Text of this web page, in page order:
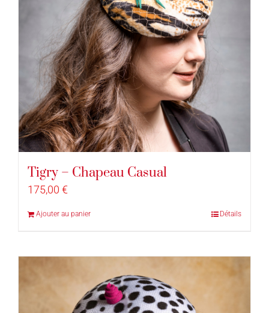
Tigry – Chapeau Casual
175,00 €
Ajouter au panier Détails